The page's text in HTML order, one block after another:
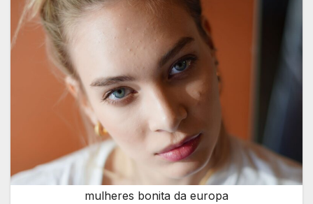
mulheres bonita da europa